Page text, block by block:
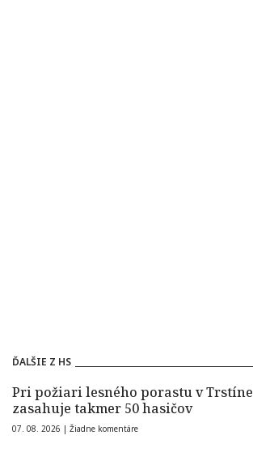
ĎALŠIE Z HS
Pri požiari lesného porastu v Trstíne
zasahuje takmer 50 hasičov
07. 08. 2026 | Žiadne komentáre